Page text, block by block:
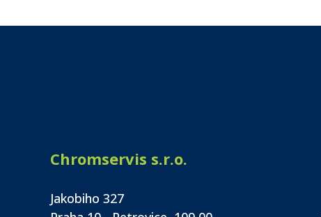
Chromservis s.r.o.
Jakobiho 327